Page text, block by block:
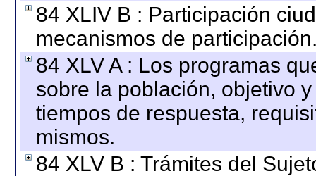
84 XLIV B : Participación
mecanismos de
84 XLV A : Los programas
sobre la población, objetivo
tiempos de respuesta,
mismos.
84 XLV B : Trámites del